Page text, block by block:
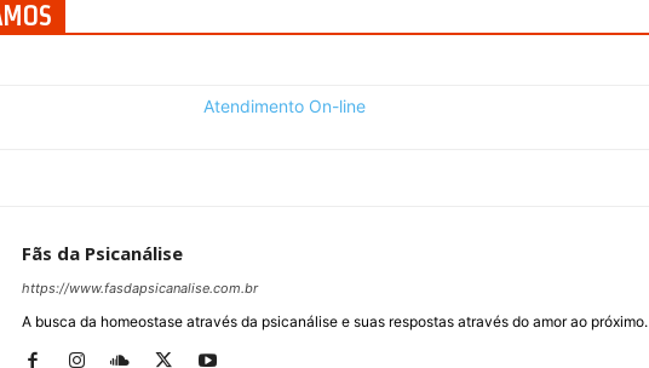
Fãs da Psicanálise
https://www.fasdapsicanalise.com.br
A busca da homeostase através da psicanálise e suas respostas através do amor ao próximo.